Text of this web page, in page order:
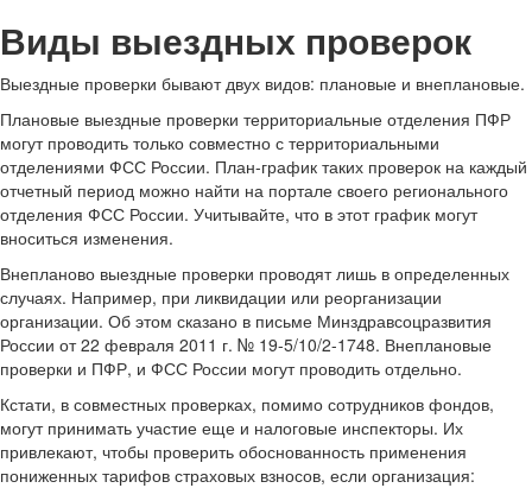
Виды выездных проверок
Выездные проверки бывают двух видов: плановые и внеплановые.
Плановые выездные проверки территориальные отделения ПФР
могут проводить только совместно с территориальными
отделениями ФСС России. План-график таких проверок на каждый
отчетный период можно найти на портале своего регионального
отделения ФСС России. Учитывайте, что в этот график могут
вноситься изменения.
Внепланово выездные проверки проводят лишь в определенных
случаях. Например, при ликвидации или реорганизации
организации. Об этом сказано в письме Минздравсоцразвития
России от 22 февраля 2011 г. № 19-5/10/2-1748. Внеплановые
проверки и ПФР, и ФСС России могут проводить отдельно.
Кстати, в совместных проверках, помимо сотрудников фондов,
могут принимать участие еще и налоговые инспекторы. Их
привлекают, чтобы проверить обоснованность применения
пониженных тарифов страховых взносов, если организация: